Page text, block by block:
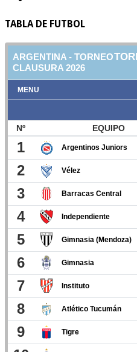
TABLA DE FUTBOL